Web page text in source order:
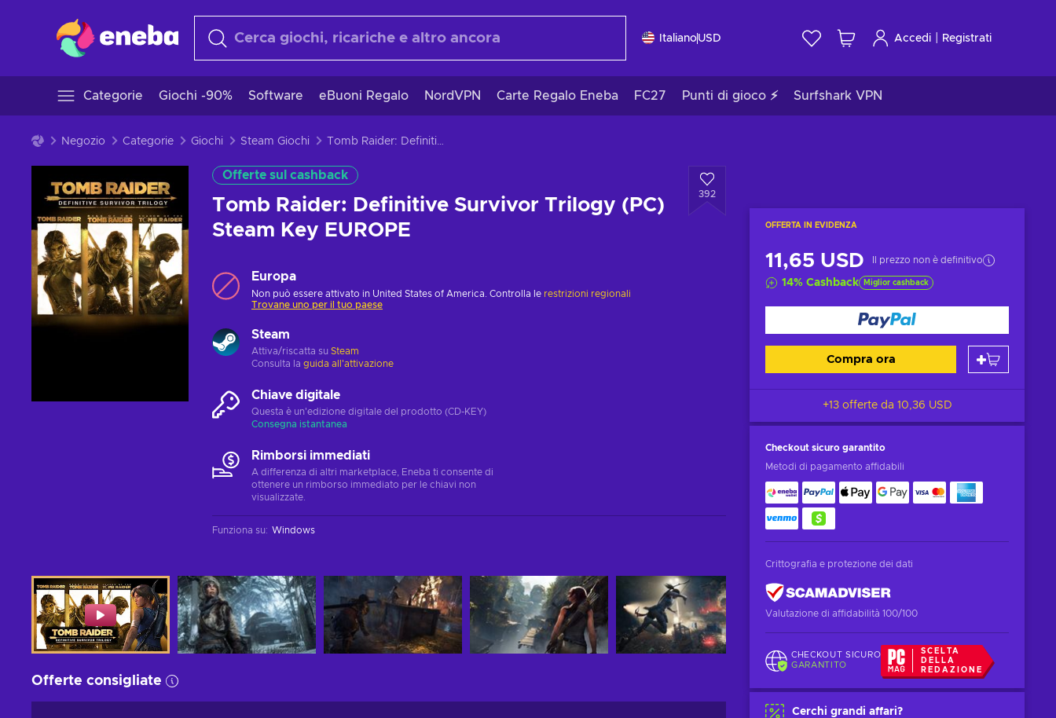
ItalianoUSD Accedi Registrati
Categorie Giochi -90% Software eBuoni Regalo NordVPN Carte Regalo Eneba FC27 Punti di gioco ⚡ Surfshark VPN
Negozio Categorie Giochi Steam Giochi Tomb Raider: Definitive Survivor Trilogy (PC) Steam Key EUROPE
Offerte sul cashback
Tomb Raider: Definitive Survivor Trilogy (PC)
Steam Key EUROPE
392
OFFERTA IN EVIDENZA
11,65 USD Il prezzo non è definitivo
14% Cashback Miglior cashback
Compra ora
+13 offerte da 10,36 USD
Checkout sicuro garantito
Metodi di pagamento affidabili
Crittografia e protezione dei dati
Valutazione di affidabilità 100/100
CHECKOUT SICURO
GARANTITO
SCELTA
DELLA
REDAZIONE
Cerchi grandi affari?
Europa
Non può essere attivato in United States of America. Controlla le restrizioni regionali
Trovane uno per il tuo paese
Steam
Attiva/riscatta su Steam
Consulta la guida all'attivazione
Chiave digitale
Questa è un'edizione digitale del prodotto (CD-KEY)
Consegna istantanea
Rimborsi immediati
A differenza di altri marketplace, Eneba ti consente di
ottenere un rimborso immediato per le chiavi non
visualizzate.
Funziona su: Windows
Offerte consigliate